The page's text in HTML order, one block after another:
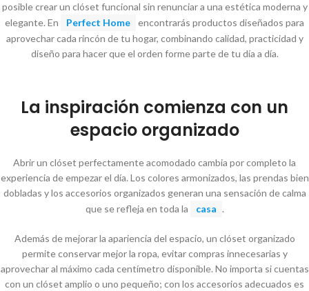
posible crear un clóset funcional sin renunciar a una estética moderna y
elegante. En
Perfect Home
encontrarás productos diseñados para
aprovechar cada rincón de tu hogar, combinando calidad, practicidad y
diseño para hacer que el orden forme parte de tu día a día.
La inspiración comienza con un
espacio organizado
Abrir un clóset perfectamente acomodado cambia por completo la
experiencia de empezar el día. Los colores armonizados, las prendas bien
dobladas y los accesorios organizados generan una sensación de calma
que se refleja en toda la
casa .
Además de mejorar la apariencia del espacio, un clóset organizado
permite conservar mejor la ropa, evitar compras innecesarias y
aprovechar al máximo cada centímetro disponible. No importa si cuentas
con un clóset amplio o uno pequeño; con los accesorios adecuados es